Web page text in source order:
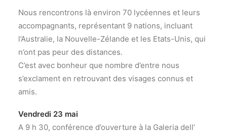
Nous rencontrons là environ 70 lycéennes et leurs
accompagnants, représentant 9 nations, incluant
l’Australie, la Nouvelle-Zélande et les Etats-Unis, qui
n’ont pas peur des distances.
C’est avec bonheur que nombre d’entre nous
s’exclament en retrouvant des visages connus et
amis.
Vendredi 23 mai
A 9 h 30, conférence d’ouverture à la Galeria dell’